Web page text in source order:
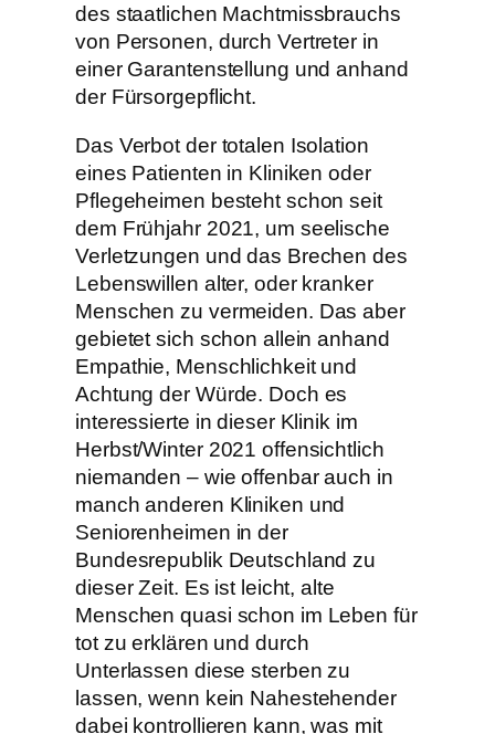
des staatlichen Machtmissbrauchs
von Personen, durch Vertreter in
einer Garantenstellung und anhand
der Fürsorgepflicht.
Das Verbot der totalen Isolation
eines Patienten in Kliniken oder
Pflegeheimen besteht schon seit
dem Frühjahr 2021, um seelische
Verletzungen und das Brechen des
Lebenswillen alter, oder kranker
Menschen zu vermeiden. Das aber
gebietet sich schon allein anhand
Empathie, Menschlichkeit und
Achtung der Würde. Doch es
interessierte in dieser Klinik im
Herbst/Winter 2021 offensichtlich
niemanden – wie offenbar auch in
manch anderen Kliniken und
Seniorenheimen in der
Bundesrepublik Deutschland zu
dieser Zeit. Es ist leicht, alte
Menschen quasi schon im Leben für
tot zu erklären und durch
Unterlassen diese sterben zu
lassen, wenn kein Nahestehender
dabei kontrollieren kann, was mit